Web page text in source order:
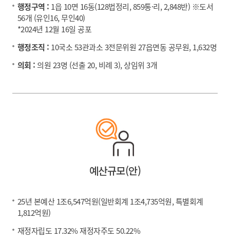
행정구역 : 1읍 10면 16동(128법정리, 859통·리, 2,848반) ※도서
56개 (유인16, 무인40)
*2024년 12월 16일 공포
행정조직 : 10국소 53관과소 3전문위원 27읍면동 공무원, 1,632명
의회 : 의원 23명 (선출 20, 비례 3), 상임위 3개
예산규모(안)
25년 본예산 1조6,547억원(일반회계 1조4,735억원, 특별회계
1,812억원)
재정자립도 17.32% 재정자주도 50.22%